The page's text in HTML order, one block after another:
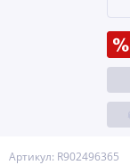
Артикул: R902496365